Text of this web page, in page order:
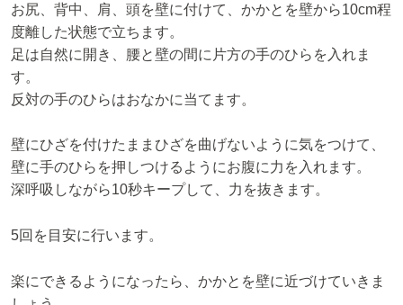
お尻、背中、肩、頭を壁に付けて、かかとを壁から10cm程
度離した状態で立ちます。
足は自然に開き、腰と壁の間に片方の手のひらを入れま
す。
反対の手のひらはおなかに当てます。
壁にひざを付けたままひざを曲げないように気をつけて、
壁に手のひらを押しつけるようにお腹に力を入れます。
深呼吸しながら10秒キープして、力を抜きます。
5回を目安に行います。
楽にできるようになったら、かかとを壁に近づけていきま